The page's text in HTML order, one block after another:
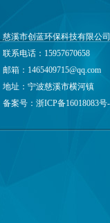
慈溪市创蓝环保科技有限公
联系电话：15957670658
邮箱： 1465409715@qq.com
地址：宁波慈溪市横河镇
备案号： 浙ICP备16018083号